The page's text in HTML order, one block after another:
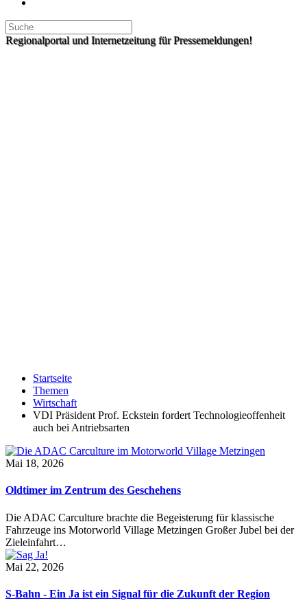
Regionalportal und Internetzeitung für Pressemeldungen!
Startseite
Themen
Wirtschaft
VDI Präsident Prof. Eckstein fordert Technologieoffenheit
auch bei Antriebsarten
Mai 18, 2026
Oldtimer im Zentrum des Geschehens
Die ADAC Carculture brachte die Begeisterung für klassische
Fahrzeuge ins Motorworld Village Metzingen Großer Jubel bei der
Zieleinfahrt…
Mai 22, 2026
S-Bahn - Ein Ja ist ein Signal für die Zukunft der Region